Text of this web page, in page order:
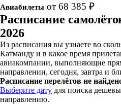
Авиабилеты от 68 385 ₽
Расписание
2026
Из расписания вы узнаете во
Катманду и в какое время
авиакомпании, выполняющие
направлении, сегодня, завтра и
Расписание перелётов не
Выберите дату для поиска
направлению.